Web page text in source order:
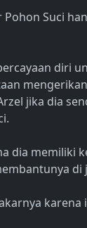
Suci
diri
jika dia
dia memiliki
di